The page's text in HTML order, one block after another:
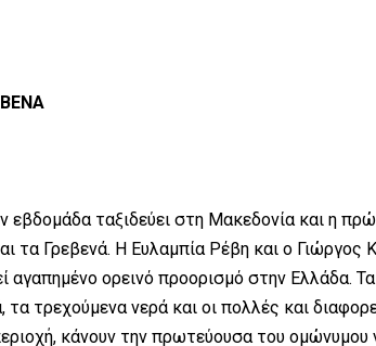
εβδομάδα ταξιδεύει στη Μακεδονία και η
τα Γρεβενά. Η Ευλαμπία Ρέβη και ο Γιώργος
αγαπημένο ορεινό προορισμό στην Ελλάδα.
τρεχούμενα νερά και οι πολλές και
κάνουν την πρωτεύουσα του ομώνυμου